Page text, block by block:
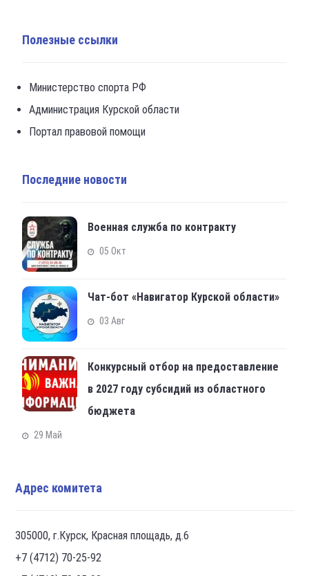
Полезные ссылки
Министерство спорта РФ
Администрация Курской области
Портал правовой помощи
Последние новости
Военная служба по контракту
05 Окт
Чат-бот «Навигатор Курской области»
03 Авг
Конкурсный отбор на предоставление
в 2027 году субсидий из областного
бюджета
29 Май
Адрес комитета
305000, г.Курск, Красная площадь, д.6
+7 (4712) 70-25-92